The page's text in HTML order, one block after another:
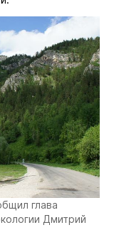
глава
Дмитрий